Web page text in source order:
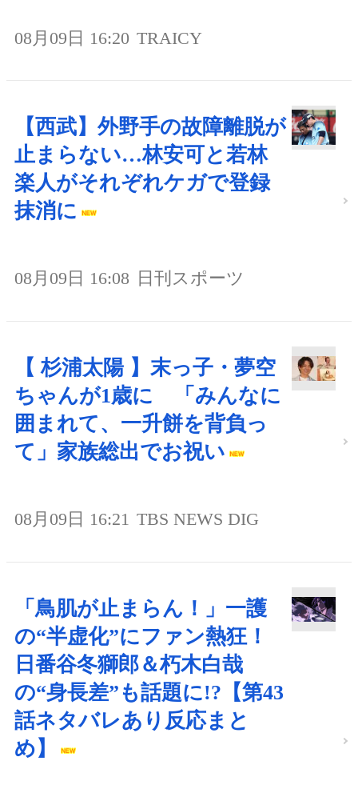
08月09日 16:20 TRAICY
【西武】外野手の故障離脱が
止まらない…林安可と若林
楽人がそれぞれケガで登録
抹消に
08月09日 16:08 日刊スポーツ
【 杉浦太陽 】末っ子・夢空
ちゃんが1歳に 「みんなに
囲まれて、一升餅を背負っ
て」家族総出でお祝い
08月09日 16:21 TBS NEWS DIG
「鳥肌が止まらん！」一護
の“半虚化”にファン熱狂！
日番谷冬獅郎＆朽木白哉
の“身長差”も話題に!?【第43
話ネタバレあり反応まと
め】